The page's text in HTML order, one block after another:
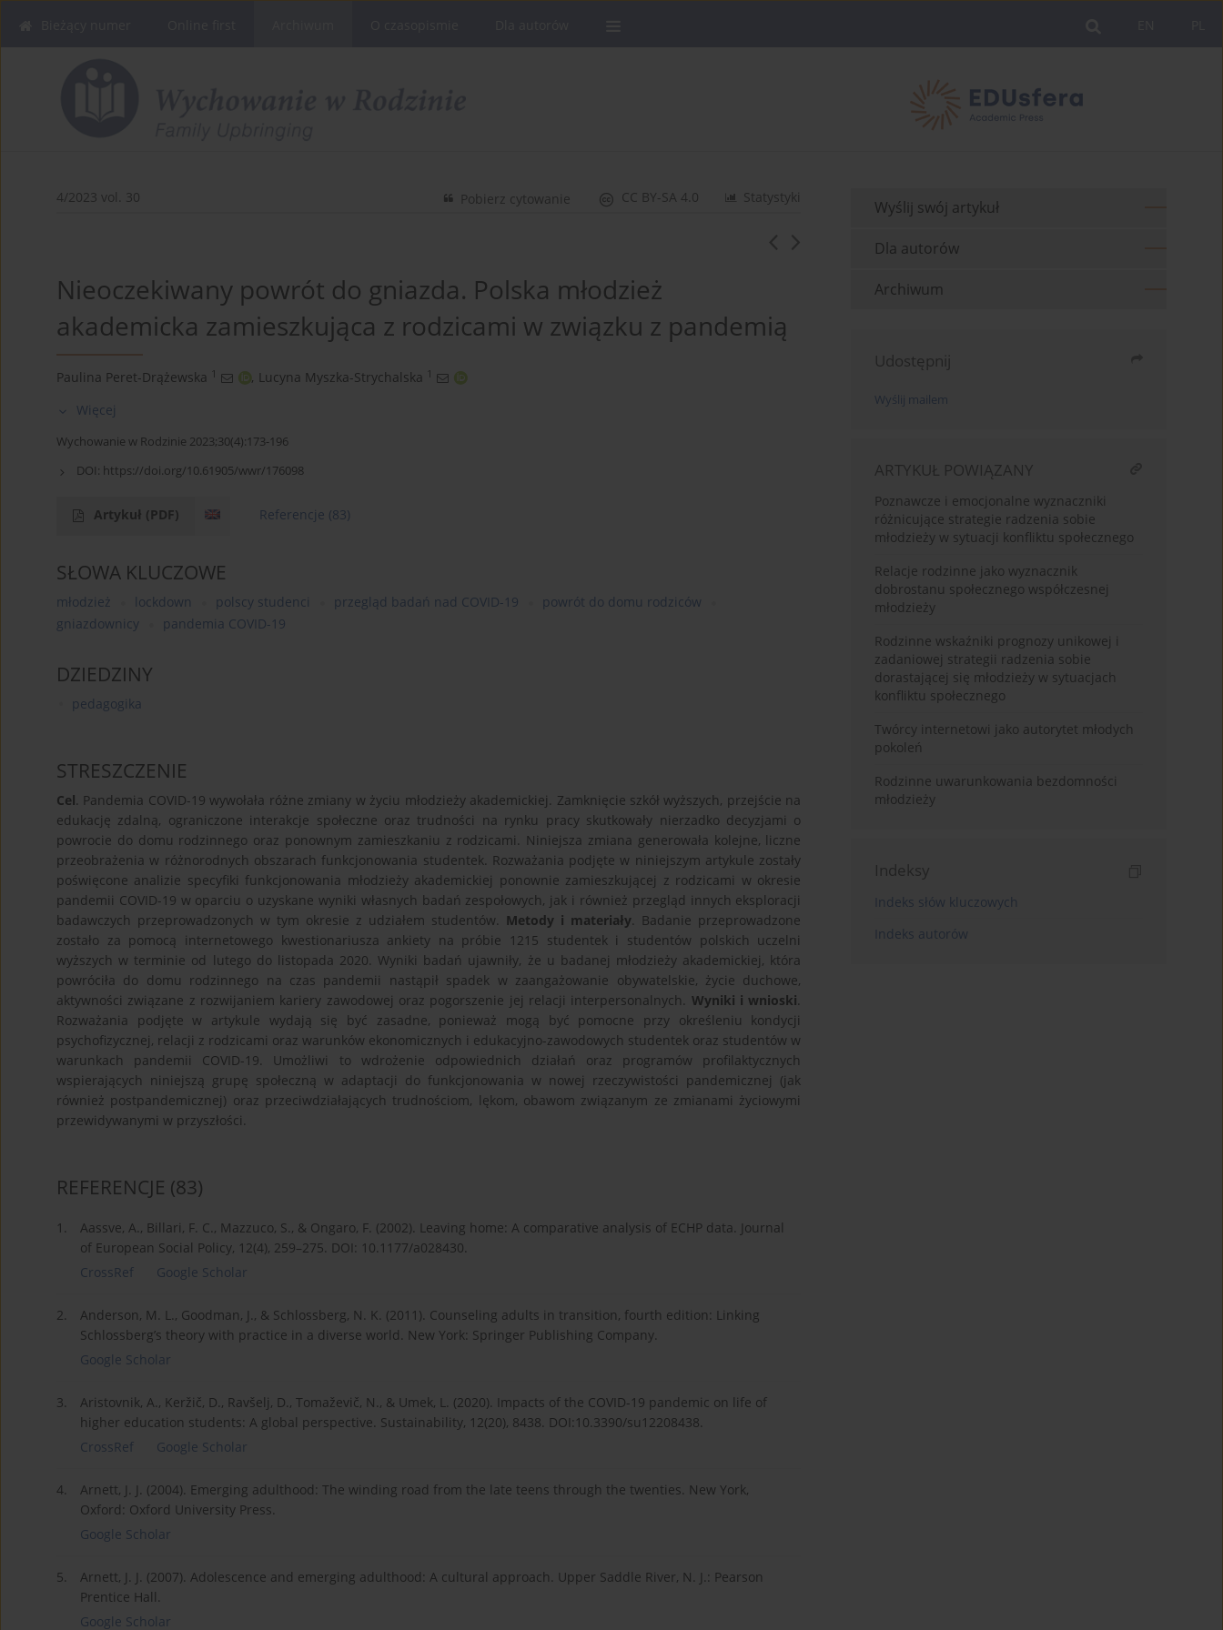
4/2023 vol. 30 Statystyki
CC BY-SA 4.0
Pobierz cytowanie
Nieoczekiwany powrót do gniazda. Polska młodzież
akademicka zamieszkująca z rodzicami w związku z pandemią
Paulina Peret-Drążewska 1 , Lucyna Myszka-Strychalska 1
Więcej
Wychowanie w Rodzinie 2023;30(4):173-196
DOI: https://doi.org/10.61905/wwr/176098
Artykuł (PDF) Referencje (83)
SŁOWA KLUCZOWE
młodzież lockdown polscy studenci przegląd badań nad COVID-19
powrót do domu rodziców
gniazdownicy
pandemia COVID-19
DZIEDZINY
pedagogika
STRESZCZENIE
Cel. Pandemia COVID-19 wywołała różne zmiany w życiu młodzieży akademickiej. Zamknięcie szkół wyższych, przejście na
edukację zdalną, ograniczone interakcje społeczne oraz trudności na rynku pracy skutkowały nierzadko decyzjami o
powrocie do domu rodzinnego oraz ponownym zamieszkaniu z rodzicami. Niniejsza zmiana generowała kolejne, liczne
przeobrażenia w różnorodnych obszarach funkcjonowania studentek. Rozważania podjęte w niniejszym artykule zostały
poświęcone analizie specyfiki funkcjonowania młodzieży akademickiej ponownie zamieszkującej z rodzicami w okresie
pandemii COVID-19 w oparciu o uzyskane wyniki własnych badań zespołowych, jak i również przegląd innych eksploracji
badawczych przeprowadzonych w tym okresie z udziałem studentów. Metody i materiały. Badanie przeprowadzone
zostało za pomocą internetowego kwestionariusza ankiety na próbie 1215 studentek i studentów polskich uczelni
wyższych w terminie od lutego do listopada 2020. Wyniki badań ujawniły, że u badanej młodzieży akademickiej, która
powróciła do domu rodzinnego na czas pandemii nastąpił spadek w zaangażowanie obywatelskie, życie duchowe,
aktywności związane z rozwijaniem kariery zawodowej oraz pogorszenie jej relacji interpersonalnych. Wyniki i wnioski.
Rozważania podjęte w artykule wydają się być zasadne, ponieważ mogą być pomocne przy określeniu kondycji
psychofizycznej, relacji z rodzicami oraz warunków ekonomicznych i edukacyjno-zawodowych studentek oraz studentów w
warunkach pandemii COVID-19. Umożliwi to wdrożenie odpowiednich działań oraz programów profilaktycznych
wspierających niniejszą grupę społeczną w adaptacji do funkcjonowania w nowej rzeczywistości pandemicznej (jak
również postpandemicznej) oraz przeciwdziałających trudnościom, lękom, obawom związanym ze zmianami życiowymi
przewidywanymi w przyszłości.
REFERENCJE (83)
1.
Aassve, A., Billari, F. C., Mazzuco, S., & Ongaro, F. (2002). Leaving home: A comparative analysis of ECHP data. Journal
of European Social Policy, 12(4), 259–275. DOI: 10.1177/a028430.
CrossRef
Google Scholar
2.
Anderson, M. L., Goodman, J., & Schlossberg, N. K. (2011). Counseling adults in transition, fourth edition: Linking
Schlossberg’s theory with practice in a diverse world. New York: Springer Publishing Company.
Google Scholar
3.
Aristovnik, A., Keržič, D., Ravšelj, D., Tomaževič, N., & Umek, L. (2020). Impacts of the COVID-19 pandemic on life of
higher education students: A global perspective. Sustainability, 12(20), 8438. DOI:10.3390/su12208438.
CrossRef
Google Scholar
4.
Arnett, J. J. (2004). Emerging adulthood: The winding road from the late teens through the twenties. New York,
Oxford: Oxford University Press.
Google Scholar
5.
Arnett, J. J. (2007). Adolescence and emerging adulthood: A cultural approach. Upper Saddle River, N. J.: Pearson
Prentice Hall.
Google Scholar
Wyślij swój artykuł
Dla autorów
Archiwum
Udostępnij
Wyślij mailem
ARTYKUŁ POWIĄZANY
Poznawcze i emocjonalne wyznaczniki
różnicujące strategie radzenia sobie
młodzieży w sytuacji konfliktu społecznego
Relacje rodzinne jako wyznacznik
dobrostanu społecznego współczesnej
młodzieży
Rodzinne wskaźniki prognozy unikowej i
zadaniowej strategii radzenia sobie
dorastającej się młodzieży w sytuacjach
konfliktu społecznego
Twórcy internetowi jako autorytet młodych
pokoleń
Rodzinne uwarunkowania bezdomności
młodzieży
Indeksy
Indeks słów kluczowych
Indeks autorów